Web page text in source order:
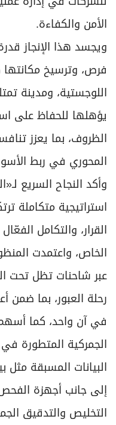
الأمن والكفاءة.
ويجسد هذا الإنجاز
فرص، وترسيخ مكانتها
اللوجستية، ومدينة
يؤهلها للحفاظ على
الظروف، بما يعزز
المحوري في ربط
وأكد النجاح السريع
استراتيجية متكاملة
القرار، والتكامل
الخاص، واعتمدت
عبر شاحنات تظل تحت
رحلة العبور، بما ضمن
في آن واحد، كما أسهم
الجمركية المتطورة
البيانات المسبقة مثل
إلى جانب أجهزة
التخليص والتدقيق